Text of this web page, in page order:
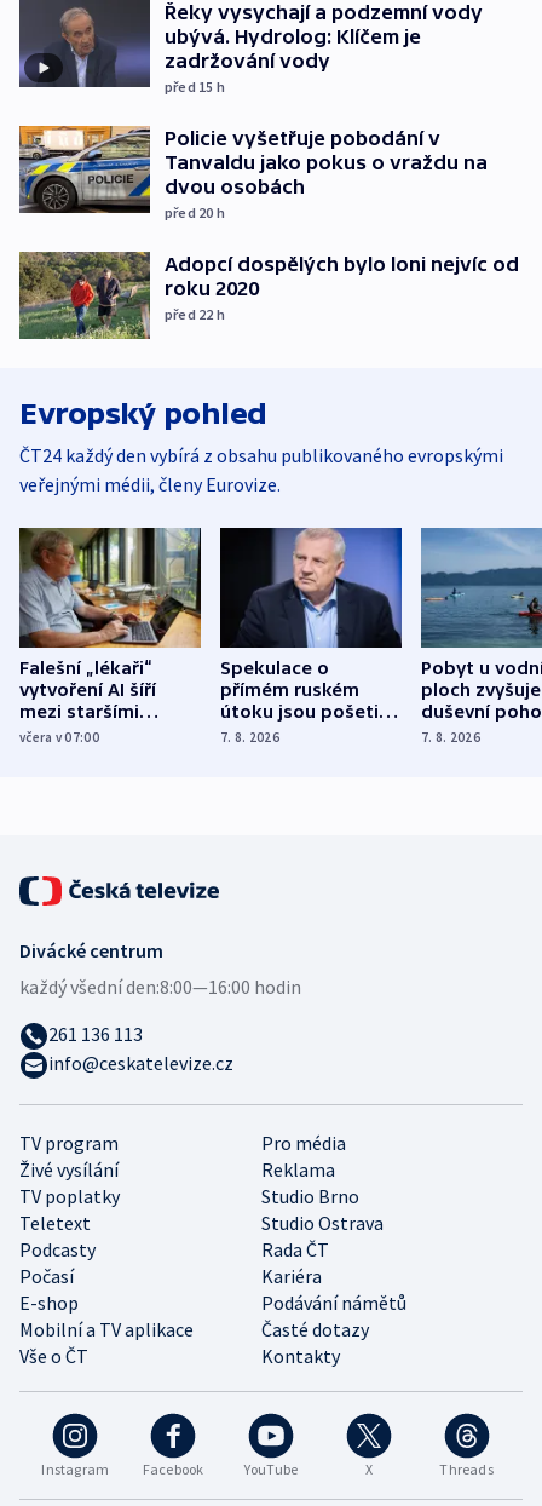
Řeky vysychají a podzemní vody
ubývá. Hydrolog: Klíčem je
zadržování vody
před 15 h
Policie vyšetřuje pobodání v
Tanvaldu jako pokus o vraždu na
dvou osobách
před 20 h
Adopcí dospělých bylo loni nejvíc od
roku 2020
před 22 h
Evropský pohled
ČT24 každý den vybírá z obsahu publikovaného evropskými
veřejnými médii, členy Eurovize.
Falešní „lékaři“
vytvoření AI šíří
mezi staršími
Poláky nebezpečné
včera v 07:00
Spekulace o
přímém ruském
útoku jsou pošetilé,
míní estonský
7. 8. 2026
Pobyt u
ploch zvyšuje
duševní
ukázala
7. 8. 2026
Instagram Facebook YouTube X Threads
TV program
Pro média
Živé vysílání
Reklama
TV poplatky
Studio Brno
Teletext
Studio Ostrava
Podcasty
Rada ČT
Počasí
Kariéra
E-shop
Podávání námětů
Mobilní a TV aplikace
Časté dotazy
Vše o ČT
Kontakty
Divácké centrum
každý všední den:8:00—16:00 hodin
261 136 113
info@ceskatelevize.cz